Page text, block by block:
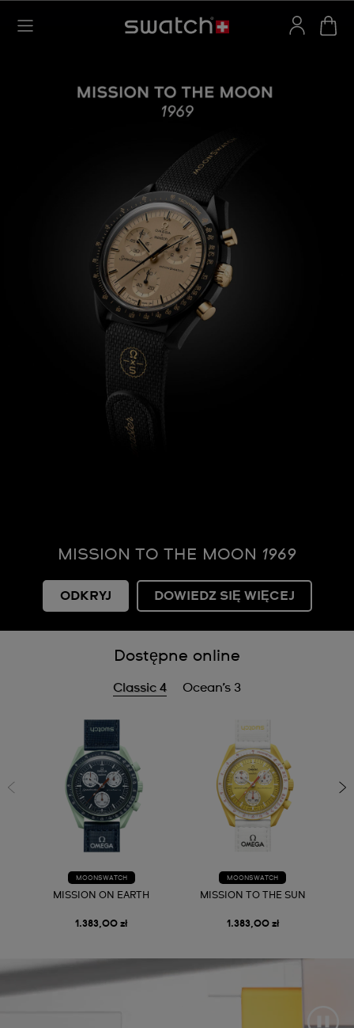
MISSION TO THE MOON 1969
ODKRYJ DOWIEDZ SIĘ WIĘCEJ
Dostępne online
Classic 4 Ocean’s 3
MOONSWATCH
MISSION ON EARTH
1.383,00 zł
MOONSWATCH
MISSION TO THE SUN
1.383,00 zł